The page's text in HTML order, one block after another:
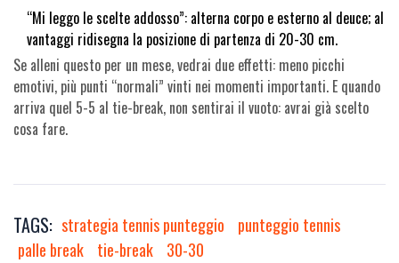
“Mi leggo le scelte addosso”: alterna corpo e esterno al deuce; al
vantaggi ridisegna la posizione di partenza di 20-30 cm.
Se alleni questo per un mese, vedrai due effetti: meno picchi
emotivi, più punti “normali” vinti nei momenti importanti. E quando
arriva quel 5-5 al tie-break, non sentirai il vuoto: avrai già scelto
cosa fare.
TAGS: strategia tennis punteggio
punteggio tennis
palle break
tie-break 30-30